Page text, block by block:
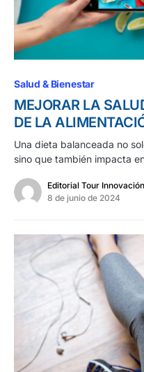
Salud & Bienestar
MEJORAR LA
DE LA
Una dieta balanceada no
sino que también impacta
Editorial Tour Innovación
8 de junio de 2024